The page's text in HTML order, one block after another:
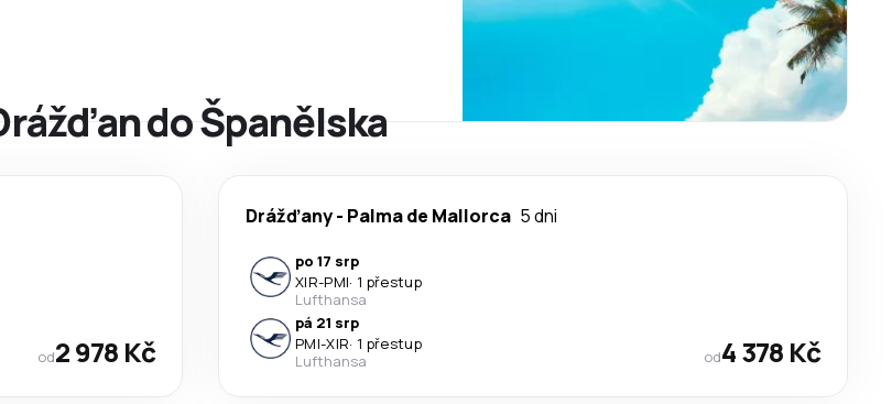
do Španělska
od2 978 Kč
Drážďany- Palma de Mallorca 5 dni
po 17 srp
XIR-PMI· 1 přestup
Lufthansa
pá 21 srp
PMI-XIR· 1 přestup
Lufthansa
od4 378 Kč